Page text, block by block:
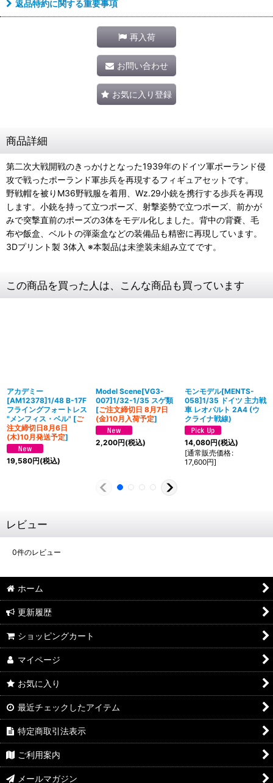
返品特約に関する重要事項
再入荷
お問い合わせ
お気に入り登録
商品詳細
第二次大戦開戦のきっかけとなった1939年のドイツ軍ポーランド侵
攻で戦ったポーランド軍歩兵を再現するフィギュアセットです。
野戦帽を被りM36野戦服を着用、Wz.29小銃を携行する歩兵を再現
します。小銃を持って立つポーズ、射撃姿勢で立つポーズ、前かが
みで突撃直前のポーズの3体をモデル化しました。背中の背嚢、毛
布や飯盒、ベルトの弾薬盒などの装備品も精密に再現しています。
3Dプリント製 3体入 ※本製品は未塗装未組み立てです。
この商品を買った人は、こんな商品も買っています
アカデミー
[AM12378]1/48 B-17F
フライングフォートレス
"メンフィス・ベル" [ご
注文締切日8月6日
(木)10月発送予定]
19,580円(税込)
Model Scene[VG3-
007]1/32-1/35 スゲ類
[ご注文締切日 8月7日
(金)10月入荷予定]
2,200円(税込)
モンモデル[MENTS-
058]1/35 ドイツ 主力戦
車 レオパルト 2A4 (ウ
クライナ戦線)
14,080円(税込)
[通常販売価格:
17,600円]
レビュー
0件のレビュー
ホーム
更新履歴
ショッピングカート
マイページ
お気に入り
最近チェックしたアイテム
特定商取引法表示
ご利用案内
メールマガジン